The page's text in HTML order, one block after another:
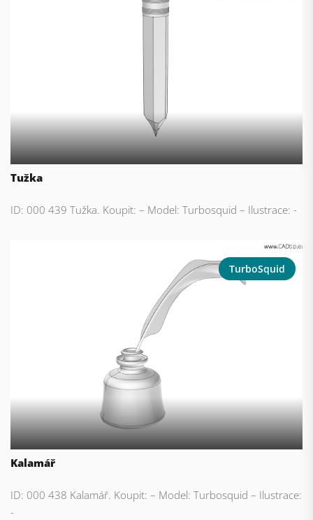
Tužka
ID: 000 439 Tužka. Koupit: – Model: Turbosquid – Ilustrace: -
TurboSquid
Kalamář
ID: 000 438 Kalamář. Koupit: – Model: Turbosquid – Ilustrace:
-